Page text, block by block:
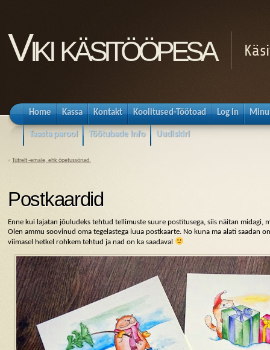
Viki käsitööpesa
Home Kassa Kontakt Koolitused-Töötoad Log In
Taasta parool Töötubade info Uudiskiri
« Tütrelt -emale, ehk õpetussõnad.
Postkaardid
Enne kui lajatan jõuludeks tehtud tellimuste suure postitusega, siis näitan midagi,
Olen ammu soovinud oma tegelastega luua postkaarte. No kuna ma alati saadan
viimasel hetkel rohkem tehtud ja nad on ka saadaval